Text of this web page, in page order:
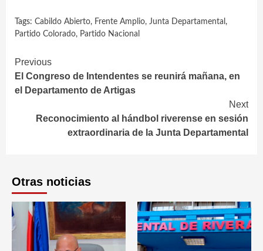
Tags: Cabildo Abierto, Frente Amplio, Junta Departamental ,
Partido Colorado, Partido Nacional
Continue
Reading
Previous
El Congreso de Intendentes se reunirá mañana, en
el Departamento de Artigas
Next
Reconocimiento al hándbol riverense en sesión
extraordinaria de la Junta Departamental
Otras noticias